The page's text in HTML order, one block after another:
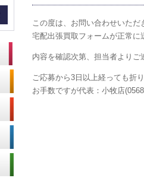
この度は、お問い合わせいた
宅配出張買取フォームが正常に
内容を確認次第、担当者より
ご応募から3日以上経っても折
お手数ですが代表：小牧店